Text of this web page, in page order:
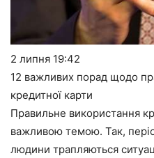
2 липня 19:42
12 важливих порад щодо
кредитної карти
Правильне використання
важливою темою. Так,
людини трапляються